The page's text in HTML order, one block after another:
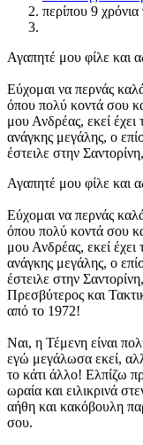
περίπου 9 χρόνια
Αγαπητέ μου φίλε και
Εύχομαι να περνάς
όπου πολύ κοντά σου
μου Ανδρέας, εκεί έχει
ανάγκης μεγάλης, ο
έστειλε στην
Αγαπητέ μου φίλε και
Εύχομαι να περνάς
όπου πολύ κοντά σου
μου Ανδρέας, εκεί έχει
ανάγκης μεγάλης, ο
έστειλε στην
Πρεσβύτερος και
από το 1972!
Ναι, η Τέμενη είναι
εγώ μεγάλωσα εκεί,
το κάτι άλλο! Ελπίζω
ωραία και ειλικρινά
αήθη και κακόβουλη
σου.